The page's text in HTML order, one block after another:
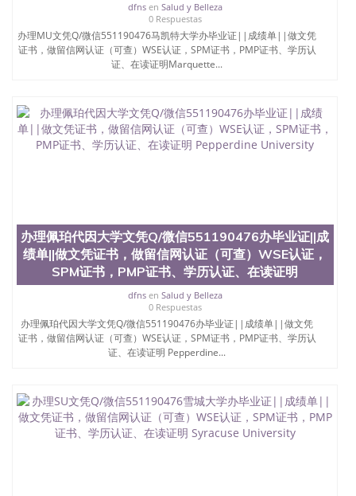
dfnsen Salud y Belleza
0 Respuestas
办理MU文凭Q/微信551190476马凯特大学办毕业证||成绩单||做文凭
证书，做留信网认证（可查）WSE认证，SPM证书，PMP证书、学历认
证、在读证明Marquette...
办理佩珀代因大学文凭Q/微信551190476办毕业证||成
绩单||做文凭证书，做留信网认证（可查）WSE认证，
SPM证书，PMP证书、学历认证、在读证明
dfnsen Salud y Belleza
0 Respuestas
办理佩珀代因大学文凭Q/微信551190476办毕业证||成绩单||做文凭
证书，做留信网认证（可查）WSE认证，SPM证书，PMP证书、学历认
证、在读证明 Pepperdine...